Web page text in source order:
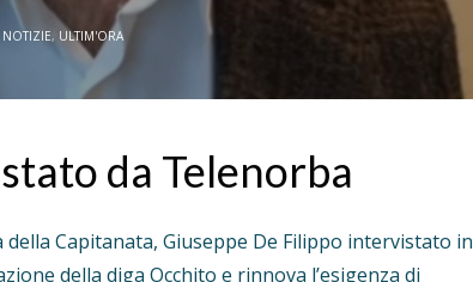
NOTIZIE, ULTIM'ORA
da Telenorba
Capitanata, Giuseppe De Filippo intervistato in
della diga Occhito e rinnova l’esigenza di